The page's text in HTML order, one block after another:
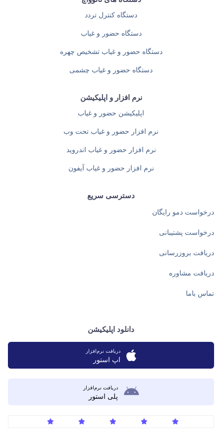
دانلود اپلیکیشن
دریافت نرم‌افزار
اپ استور
دریافت نرم‌افزار
پلی استور
دسترسی سریع
درخواست دمو رایگان
درخواست پشتیبانی
دریافت بروزرسانی
دریافت مشاوره
تماس باما
نرم افزار و اپلیکیشن
اپلیکیشن حضور و غیاب
نرم افزار حضور و غیاب تحت وب
نرم افزار حضور و غیاب اندروید
نرم افزار حضور و غیاب آیفون
دستگاه کنترل تردد
دستگاه حضور و غیاب
دستگاه حضور و غیاب تشخیص چهره
دستگاه حضور و غیاب چشمی